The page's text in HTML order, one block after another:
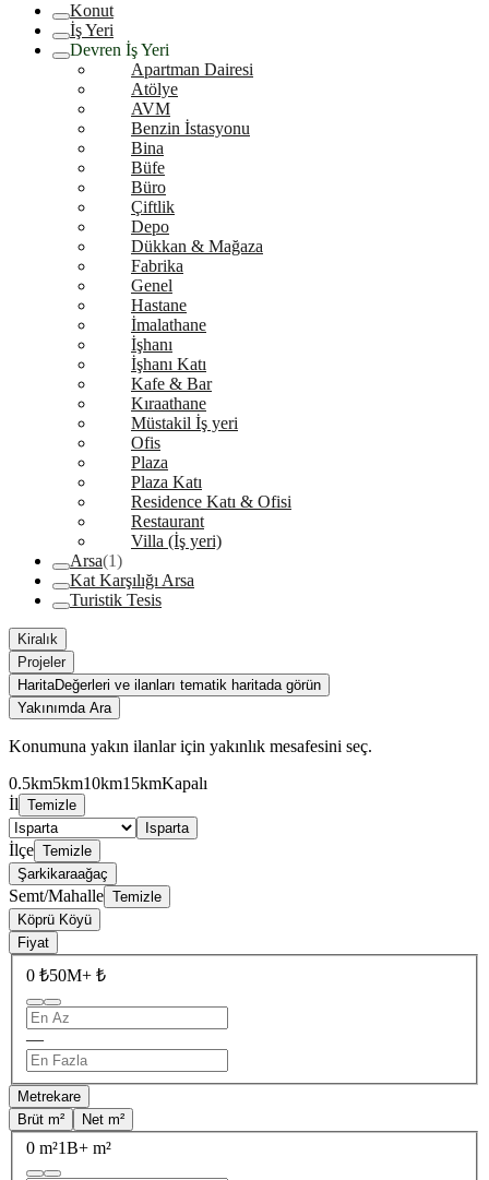
Konut
İş Yeri
Devren İş Yeri
Apartman Dairesi
Atölye
AVM
Benzin İstasyonu
Bina
Büfe
Büro
Çiftlik
Depo
Dükkan & Mağaza
Fabrika
Genel
Hastane
İmalathane
İşhanı
İşhanı Katı
Kafe & Bar
Kıraathane
Müstakil İş yeri
Ofis
Plaza
Plaza Katı
Residence Katı & Ofisi
Restaurant
Villa (İş yeri)
Arsa(1)
Kat Karşılığı Arsa
Turistik Tesis
Kiralık
Projeler
HaritaDeğerleri ve ilanları tematik haritada görün
Yakınımda Ara
Konumuna yakın ilanlar için yakınlık mesafesini seç.
0.5km5km10km15kmKapalı
İl Temizle
Isparta
İlçe Temizle
Şarkikaraağaç
Semt/Mahalle Temizle
Köprü Köyü
Fiyat
0 ₺50M+ ₺
—
Metrekare
Brüt m²
Net m²
0 m²1B+ m²